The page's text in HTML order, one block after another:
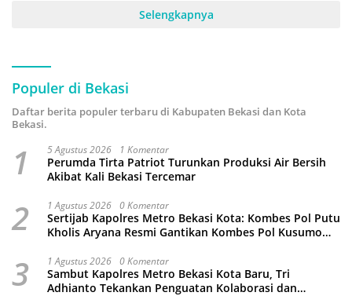
Selengkapnya
Populer di Bekasi
Daftar berita populer terbaru di Kabupaten Bekasi dan Kota
Bekasi.
1 5 Agustus 2026 1 Komentar
Perumda Tirta Patriot Turunkan Produksi Air Bersih
Akibat Kali Bekasi Tercemar
2 1 Agustus 2026 0 Komentar
Sertijab Kapolres Metro Bekasi Kota: Kombes Pol Putu
Kholis Aryana Resmi Gantikan Kombes Pol Kusumo
3 1 Agustus 2026 0 Komentar
Sambut Kapolres Metro Bekasi Kota Baru, Tri
Adhianto Tekankan Penguatan Kolaborasi dan